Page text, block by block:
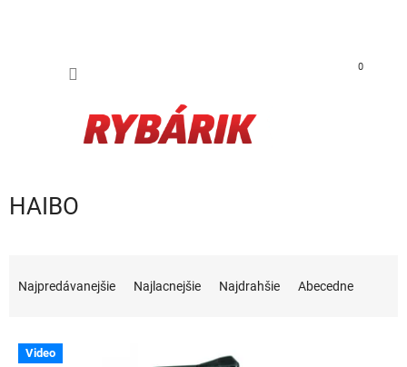
0
HAIBO
Najpredávanejšie Najlacnejšie Najdrahšie Abecedne
Výpis produktov
Video